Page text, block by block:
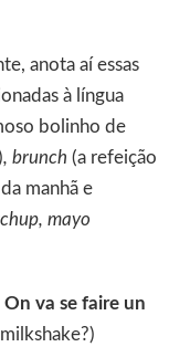
anota aí essas
à língua
bolinho de
, brunch (a refeição
manhã e
mayo
va se faire un